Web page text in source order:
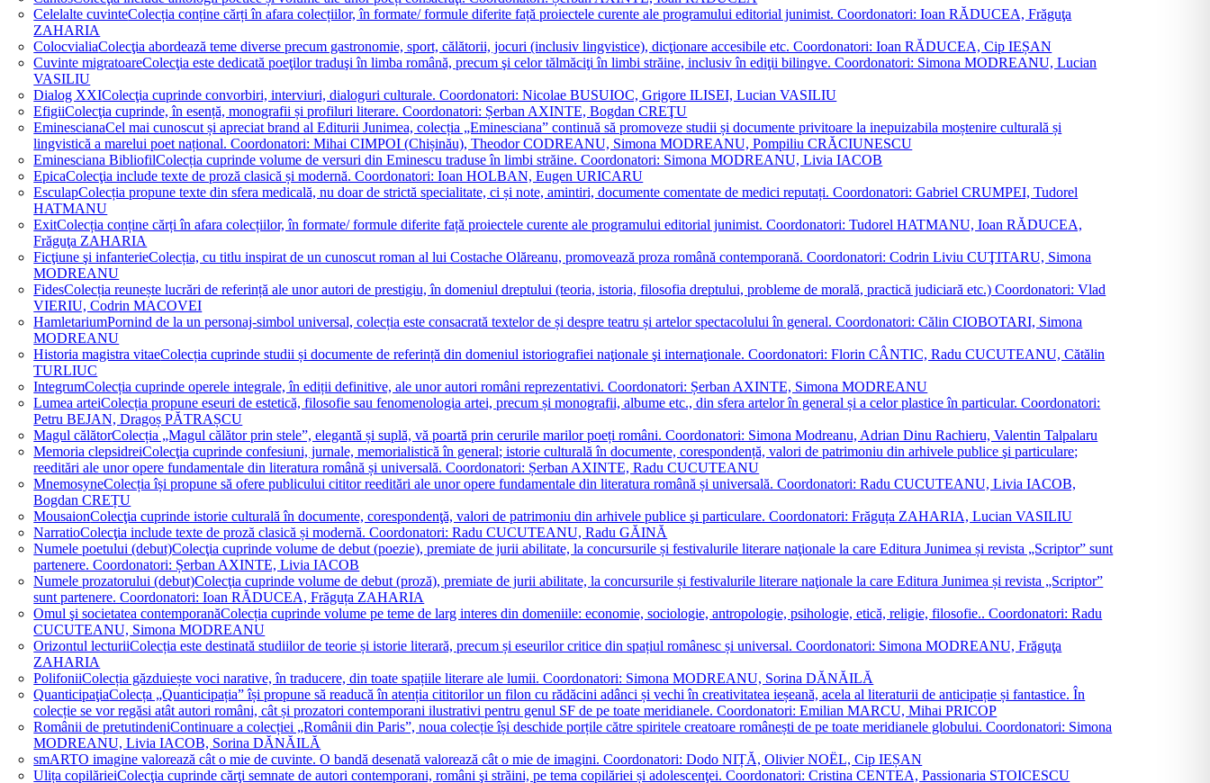
Celelalte cuvinteColecția conține cărți în afara colecțiilor, în formate/ formule diferite față proiectele curente ale programului editorial junimist. Coordonatori: Ioan RĂDUCEA, Frăguţa
ZAHARIA
ColocvialiaColecţia abordează teme diverse precum gastronomie, sport, călătorii, jocuri (inclusiv lingvistice), dicţionare accesibile etc. Coordonatori: Ioan RĂDUCEA, Cip IEȘAN
Cuvinte migratoareColecţia este dedicată poeţilor traduşi în limba română, precum şi celor tălmăciţi în limbi străine, inclusiv în ediţii bilingve. Coordonatori: Simona MODREANU, Lucian
VASILIU
Dialog XXIColecţia cuprinde convorbiri, interviuri, dialoguri culturale. Coordonatori: Nicolae BUSUIOC, Grigore ILISEI, Lucian VASILIU
EfigiiColecţia cuprinde, în esență, monografii și profiluri literare. Coordonatori: Șerban AXINTE, Bogdan CREŢU
EminescianaCel mai cunoscut și apreciat brand al Editurii Junimea, colecția „Eminesciana” continuă să promoveze studii și documente privitoare la inepuizabila moștenire culturală și
lingvistică a marelui poet național. Coordonatori: Mihai CIMPOI (Chișinău), Theodor CODREANU, Simona MODREANU, Pompiliu CRĂCIUNESCU
Eminesciana BibliofilColecția cuprinde volume de versuri din Eminescu traduse în limbi străine. Coordonatori: Simona MODREANU, Livia IACOB
EpicaColecţia include texte de proză clasică și modernă. Coordonatori: Ioan HOLBAN, Eugen URICARU
EsculapColecția propune texte din sfera medicală, nu doar de strictă specialitate, ci și note, amintiri, documente comentate de medici reputați. Coordonatori: Gabriel CRUMPEI, Tudorel
HATMANU
ExitColecția conține cărți în afara colecțiilor, în formate/ formule diferite față proiectele curente ale programului editorial junimist. Coordonatori: Tudorel HATMANU, Ioan RĂDUCEA,
Frăguţa ZAHARIA
Ficţiune şi infanterieColecția, cu titlu inspirat de un cunoscut roman al lui Costache Olăreanu, promovează proza română contemporană. Coordonatori: Codrin Liviu CUŢITARU, Simona
MODREANU
FidesColecția reunește lucrări de referință ale unor autori de prestigiu, în domeniul dreptului (teoria, istoria, filosofia dreptului, probleme de morală, practică judiciară etc.) Coordonatori: Vlad
VIERIU, Codrin MACOVEI
HamletariumPornind de la un personaj-simbol universal, colecția este consacrată textelor de și despre teatru și artelor spectacolului în general. Coordonatori: Călin CIOBOTARI, Simona
MODREANU
Historia magistra vitaeColecția cuprinde studii și documente de referință din domeniul istoriografiei naţionale şi internaţionale. Coordonatori: Florin CÂNTIC, Radu CUCUTEANU, Cătălin
TURLIUC
IntegrumColecția cuprinde operele integrale, în ediții definitive, ale unor autori români reprezentativi. Coordonatori: Șerban AXINTE, Simona MODREANU
Lumea arteiColecția propune eseuri de estetică, filosofie sau fenomenologia artei, precum și monografii, albume etc., din sfera artelor în general și a celor plastice în particular. Coordonatori:
Petru BEJAN, Dragoș PĂTRAȘCU
Magul călătorColecția „Magul călător prin stele”, elegantă și suplă, vă poartă prin cerurile marilor poeți români. Coordonatori: Simona Modreanu, Adrian Dinu Rachieru, Valentin Talpalaru
Memoria clepsidreiColecţia cuprinde confesiuni, jurnale, memorialistică în general; istorie culturală în documente, corespondență, valori de patrimoniu din arhivele publice şi particulare;
reeditări ale unor opere fundamentale din literatura română și universală. Coordonatori: Șerban AXINTE, Radu CUCUTEANU
MnemosyneColecția își propune să ofere publicului cititor reeditări ale unor opere fundamentale din literatura română și universală. Coordonatori: Radu CUCUTEANU, Livia IACOB,
Bogdan CREȚU
MousaionColecţia cuprinde istorie culturală în documente, corespondenţă, valori de patrimoniu din arhivele publice şi particulare. Coordonatori: Frăguța ZAHARIA, Lucian VASILIU
NarratioColecţia include texte de proză clasică și modernă. Coordonatori: Radu CUCUTEANU, Radu GĂINĂ
Numele poetului (debut)Colecţia cuprinde volume de debut (poezie), premiate de jurii abilitate, la concursurile și festivalurile literare naţionale la care Editura Junimea și revista „Scriptor” sunt
partenere. Coordonatori: Șerban AXINTE, Livia IACOB
Numele prozatorului (debut)Colecţia cuprinde volume de debut (proză), premiate de jurii abilitate, la concursurile și festivalurile literare naţionale la care Editura Junimea și revista „Scriptor”
sunt partenere. Coordonatori: Ioan RĂDUCEA, Frăguța ZAHARIA
Omul şi societatea contemporanăColecția cuprinde volume pe teme de larg interes din domeniile: economie, sociologie, antropologie, psihologie, etică, religie, filosofie.. Coordonatori: Radu
CUCUTEANU, Simona MODREANU
Orizontul lecturiiColecția este destinată studiilor de teorie și istorie literară, precum și eseurilor critice din spațiul românesc și universal. Coordonatori: Simona MODREANU, Frăguţa
ZAHARIA
PolifoniiColecția găzduiește voci narative, în traducere, din toate spațiile literare ale lumii. Coordonatori: Simona MODREANU, Sorina DĂNĂILĂ
QuanticipaţiaColecța „Quanticipația” își propune să readucă în atenția cititorilor un filon cu rădăcini adânci și vechi în creativitatea ieșeană, acela al literaturii de anticipație și fantastice. În
colecție se vor regăsi atât autori români, cât și prozatori contemporani ilustrativi pentru genul SF de pe toate meridianele. Coordonatori: Emilian MARCU, Mihai PRICOP
Românii de pretutindeniContinuare a colecției „Românii din Paris”, noua colecție își deschide porțile către spiritele creatoare românești de pe toate meridianele globului. Coordonatori: Simona
MODREANU, Livia IACOB, Sorina DĂNĂILĂ
smARTO imagine valorează cât o mie de cuvinte. O bandă desenată valorează cât o mie de imagini. Coordonatori: Dodo NIȚĂ, Olivier NOËL, Cip IEȘAN
Ulița copilărieiColecţia cuprinde cărţi semnate de autori contemporani, români şi străini, pe tema copilăriei și adolescenţei. Coordonatori: Cristina CENTEA, Passionaria STOICESCU